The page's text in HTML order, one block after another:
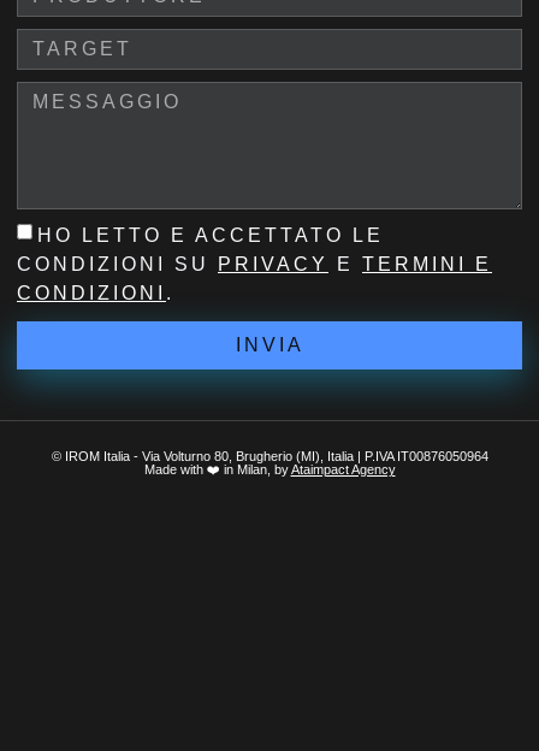
HO LETTO E ACCETTATO LE
CONDIZIONI SU
PRIVACY E TERMINI E
CONDIZIONI .
INVIA
© IROM Italia - Via Volturno 80, Brugherio (MI), Italia | P.IVA IT00876050964
Made with ❤️ in Milan, byAtaimpact Agency